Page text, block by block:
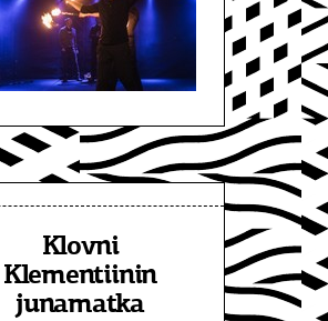
Klovni
Klementiinin
junamatka